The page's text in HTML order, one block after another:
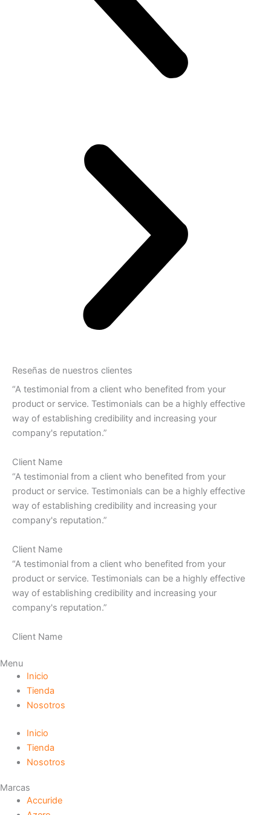
Reseñas de nuestros clientes
“A testimonial from a client who benefited from your
product or service. Testimonials can be a highly effective
way of establishing credibility and increasing your
company's reputation.”
Client Name
“A testimonial from a client who benefited from your
product or service. Testimonials can be a highly effective
way of establishing credibility and increasing your
company's reputation.”
Client Name
“A testimonial from a client who benefited from your
product or service. Testimonials can be a highly effective
way of establishing credibility and increasing your
company's reputation.”
Client Name
Menu
Inicio
Tienda
Nosotros
Inicio
Tienda
Nosotros
Marcas
Accuride